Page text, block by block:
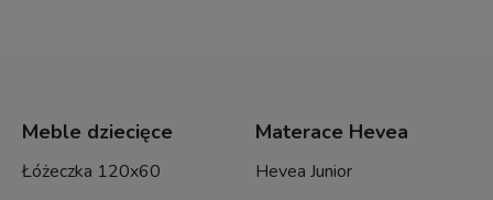
Meble dziecięce
Łóżeczka 120x60
Materace Hevea
Hevea Junior